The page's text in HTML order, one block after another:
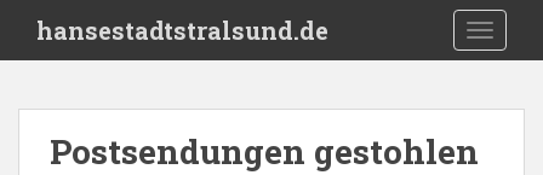
i
hansestadtstralsund.de
Postsendungen gestohlen